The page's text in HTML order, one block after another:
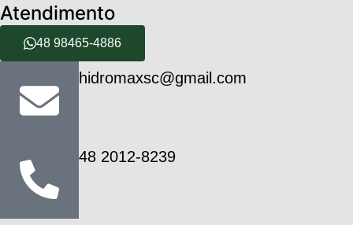
Atendimento
48 98465-4886
hidromaxsc@gmail.com
48 2012-8239